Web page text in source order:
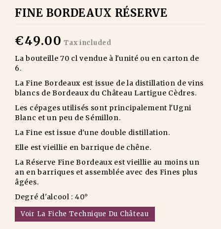
FINE BORDEAUX RÉSERVE
€49.00 Tax included
La bouteille 70 cl vendue à l'unité ou en carton de
6.
La Fine Bordeaux est issue de la distillation de vins
blancs de Bordeaux du Château Lartigue Cèdres.
Les cépages utilisés sont principalement l'Ugni
Blanc et un peu de Sémillon.
La Fine est issue d'une double distillation.
Elle est vieillie en barrique de chêne.
La Réserve Fine Bordeaux est vieillie au moins un
an en barriques et assemblée avec des Fines plus
âgées.
Degré d'alcool : 40°
Voir La Fiche Technique Du Château